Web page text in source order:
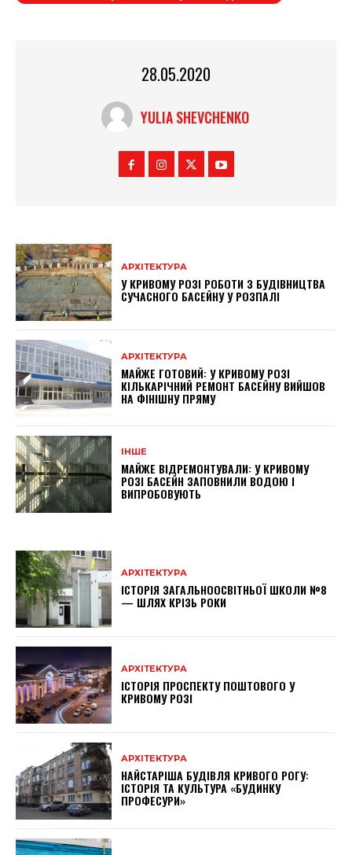
28.05.2020
YULIA SHEVCHENKO
АРХІТЕКТУРА
У КРИВОМУ РОЗІ РОБОТИ З БУДІВНИЦТВА
СУЧАСНОГО БАСЕЙНУ У РОЗПАЛІ
АРХІТЕКТУРА
МАЙЖЕ ГОТОВИЙ: У КРИВОМУ РОЗІ
КІЛЬКАРІЧНИЙ РЕМОНТ БАСЕЙНУ ВИЙШОВ
НА ФІНІШНУ ПРЯМУ
ІНШЕ
МАЙЖЕ ВІДРЕМОНТУВАЛИ: У КРИВОМУ
РОЗІ БАСЕЙН ЗАПОВНИЛИ ВОДОЮ І
ВИПРОБОВУЮТЬ
АРХІТЕКТУРА
ІСТОРІЯ ЗАГАЛЬНООСВІТНЬОЇ ШКОЛИ №8
— ШЛЯХ КРІЗЬ РОКИ
АРХІТЕКТУРА
ІСТОРІЯ ПРОСПЕКТУ ПОШТОВОГО У
КРИВОМУ РОЗІ
АРХІТЕКТУРА
НАЙСТАРІША БУДІВЛЯ КРИВОГО РОГУ:
ІСТОРІЯ ТА КУЛЬТУРА «БУДИНКУ
ПРОФЕСУРИ»